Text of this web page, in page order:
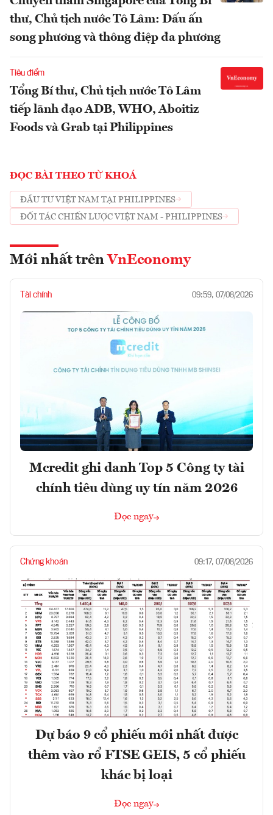
thư, Chủ tịch nước Tô Lâm: Dấu ấn
song phương và thông điệp đa phương
Tiêu điểm
Tổng Bí thư, Chủ tịch nước Tô Lâm
tiếp lãnh đạo ADB, WHO, Aboitiz
Foods và Grab tại Philippines
ĐỌC BÀI THEO TỪ KHOÁ
ĐẦU TƯ VIỆT NAM TẠI PHILIPPINES
ĐỐI TÁC CHIẾN LƯỢC VIỆT NAM - PHILIPPINES
Mới nhất trên VnEconomy
Tài chính 09:59, 07/08/2026
Mcredit ghi danh Top 5 Công ty tài
chính tiêu dùng uy tín năm 2026
Đọc ngay
Chứng khoán 09:17, 07/08/2026
Dự báo 9 cổ phiếu mới nhất được
thêm vào rổ FTSE GEIS, 5 cổ phiếu
khác bị loại
Đọc ngay